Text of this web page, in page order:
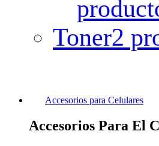
Toner2
Accesorios para Celulares
Accesorios Para El